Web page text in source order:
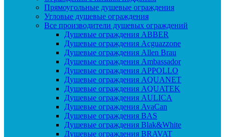
Прямоугольные душевые ограждения
Угловые душевые ограждения
Все производители душевых ограждений
Душевые ограждения ABBER
Душевые ограждения Acguazzone
Душевые ограждения Allen Brau
Душевые ограждения Ambassador
Душевые ограждения APPOLLO
Душевые ограждения AQUANET
Душевые ограждения AQUATEK
Душевые ограждения AULICA
Душевые ограждения AvaCan
Душевые ограждения BAS
Душевые ограждения Blak&White
Душевые ограждения BRAVAT